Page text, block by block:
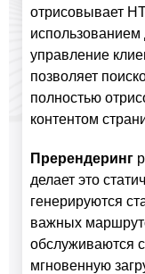
отрисовывает
управление
позволяет
полностью
контентом
Пререндеринг
делает это
генерируются
важных
обслуживаются
мгновенную